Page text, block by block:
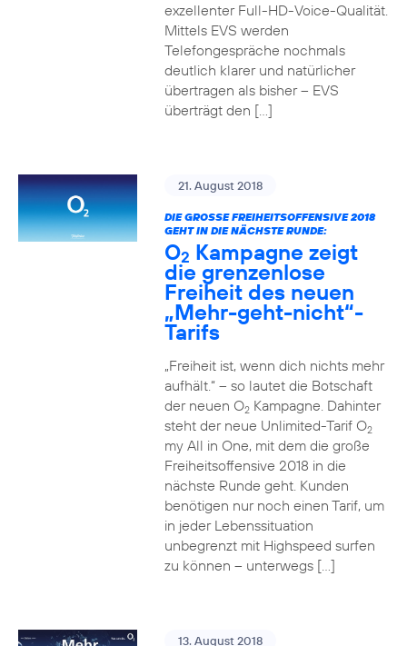
exzellenter Full-HD-Voice-Qualität.
Mittels EVS werden
Telefongespräche nochmals
deutlich klarer und natürlicher
übertragen als bisher – EVS
überträgt den […]
21. August 2018
DIE GROSSE FREIHEITSOFFENSIVE 2018 G
EHT IN DIE NÄCHSTE RUNDE:
O2 Kampagne zeigt
die grenzenlose
Freiheit des neuen
„Mehr-geht-nicht“-
Tarifs
„Freiheit ist, wenn dich nichts mehr
aufhält.“ – so lautet die Botschaft
der neuen O2Kampagne. Dahinter
steht der neue Unlimited-Tarif O2
my All in One, mit dem die große
Freiheitsoffensive 2018 in die
nächste Runde geht. Kunden
benötigen nur noch einen Tarif, um
in jeder Lebenssituation
unbegrenzt mit Highspeed surfen
zu können – unterwegs […]
13. August 2018